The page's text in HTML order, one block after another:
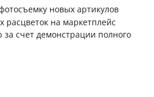
новых артикулов
расцветок на маркетплейс
счет демонстрации полного